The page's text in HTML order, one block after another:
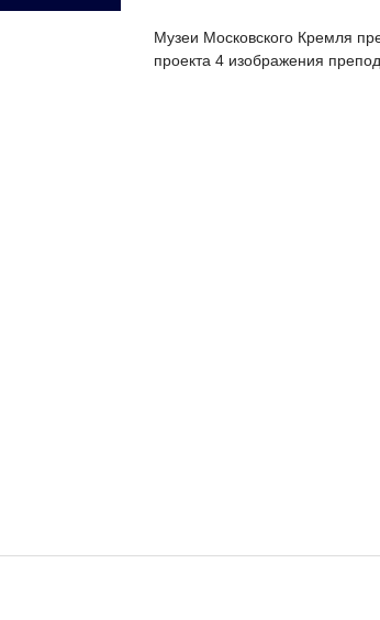
Музеи Московского Кремля
проекта 4 изображения